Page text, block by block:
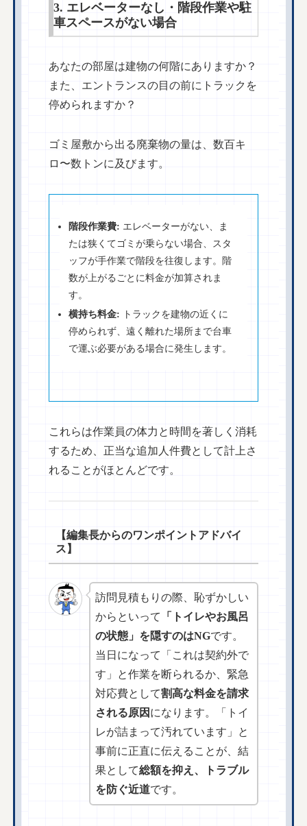
3. エレベーターなし・階段作業や駐
車スペースがない場合
あなたの部屋は建物の何階にありますか？
また、エントランスの目の前にトラックを
停められますか？
ゴミ屋敷から出る廃棄物の量は、数百キ
ロ〜数トンに及びます。
階段作業費: エレベーターがない、ま
たは狭くてゴミが乗らない場合、スタ
ッフが手作業で階段を往復します。階
数が上がるごとに料金が加算されま
す。
横持ち料金: トラックを建物の近くに
停められず、遠く離れた場所まで台車
で運ぶ必要がある場合に発生します。
これらは作業員の体力と時間を著しく消耗
するため、正当な追加人件費として計上さ
れることがほとんどです。
【編集長からのワンポイントアドバイ
ス】
訪問見積もりの際、恥ずかしい
からといって
「トイレやお風呂
の状態」を隠すのはNGです。
当日になって「これは契約外で
す」と作業を断られるか、緊急
対応費として割高な料金を請求
される原因 になります。「トイ
レが詰まって汚れています」と
事前に正直に伝えることが、結
果として総額を抑え、トラブル
を防ぐ近道です。